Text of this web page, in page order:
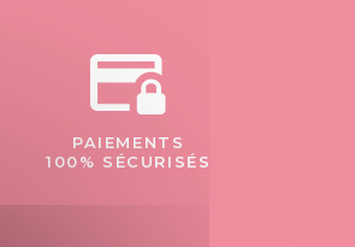
PAIEMENTS
100% SÉCURISÉS